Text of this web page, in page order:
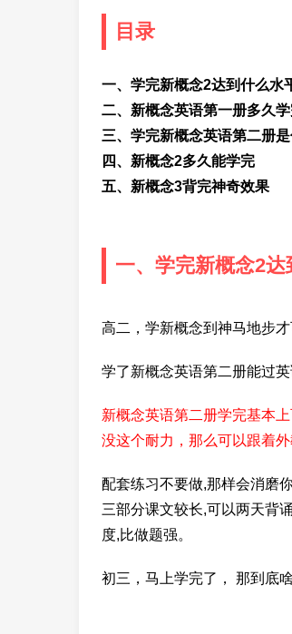
目录
一、学完新概念2达到什么水
二、新概念英语第一册多久
三、学完新概念英语第二册
四、新概念2多久能学完
五、新概念3背完神奇效果
一、学完新概念2
高二，学新概念到神马地步
学了新概念英语第二册能过英
新概念英语第二册学完基本
没这个耐力，那么可以跟着外
配套练习不要做,那样会消磨
三部分课文较长,可以两天背
度,比做题强。
初三，马上学完了， 那到底